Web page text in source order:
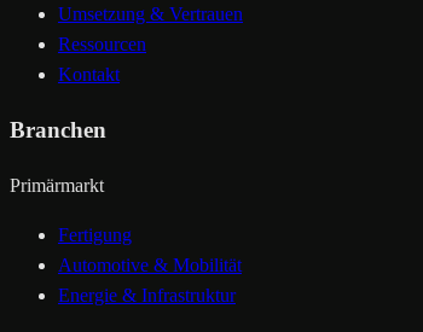
Umsetzung & Vertrauen
Ressourcen
Kontakt
Branchen
Primärmarkt
Fertigung
Automotive & Mobilität
Energie & Infrastruktur